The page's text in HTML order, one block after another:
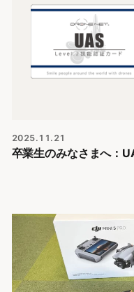
2025.11.21
卒業生のみなさまへ：